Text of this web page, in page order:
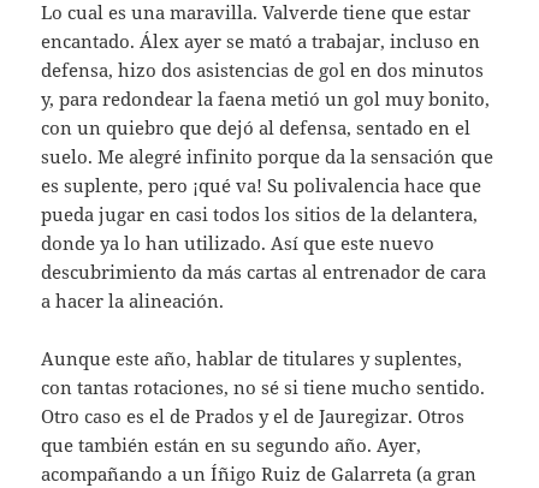
Lo cual es una maravilla. Valverde tiene que estar
encantado. Álex ayer se mató a trabajar, incluso en
defensa, hizo dos asistencias de gol en dos minutos
y, para redondear la faena metió un gol muy bonito,
con un quiebro que dejó al defensa, sentado en el
suelo. Me alegré infinito porque da la sensación que
es suplente, pero ¡qué va! Su polivalencia hace que
pueda jugar en casi todos los sitios de la delantera,
donde ya lo han utilizado. Así que este nuevo
descubrimiento da más cartas al entrenador de cara
a hacer la alineación.
Aunque este año, hablar de titulares y suplentes,
con tantas rotaciones, no sé si tiene mucho sentido.
Otro caso es el de Prados y el de Jauregizar. Otros
que también están en su segundo año. Ayer,
acompañando a un Íñigo Ruiz de Galarreta (a gran